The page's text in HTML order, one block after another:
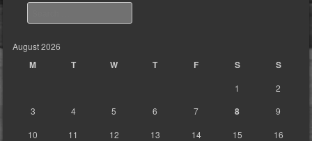
August 2026
M T W T F S S
1
2
3
4 5 6 7 8
9
10
11 12 13 14 15
16